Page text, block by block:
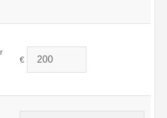
€